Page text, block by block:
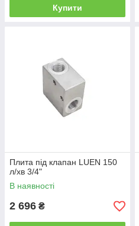
Купити
Плита під клапан LUEN 150
л/хв 3/4"
В наявності
2 696 ₴